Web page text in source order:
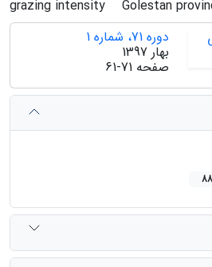
grazing intensity
Golestan
دوره 71، شماره 1
بهار 1397
صفحه 61-71